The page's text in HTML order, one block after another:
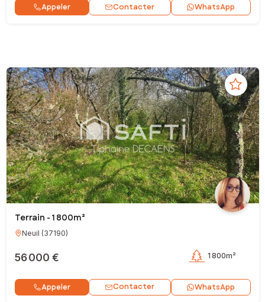
Appeler Contacter WhatsApp
Terrain - 1 800m²
Neuil (37190)
56 000 € 1 800m²
Appeler Contacter WhatsApp